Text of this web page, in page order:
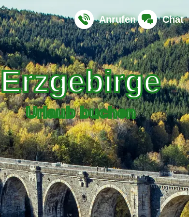
Anrufen Chat
Erzgebirge
Urlaub buchen